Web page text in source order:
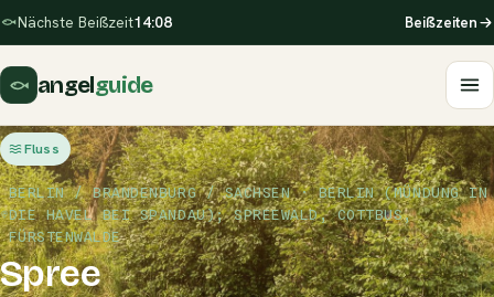
Nächste Beißzeit14:08 Beißzeiten
angelguide
Fluss
BERLIN / BRANDENBURG / SACHSEN · BERLIN (MÜNDUNG IN
DIE HAVEL BEI SPANDAU); SPREEWALD, COTTBUS,
FÜRSTENWALDE
Spree